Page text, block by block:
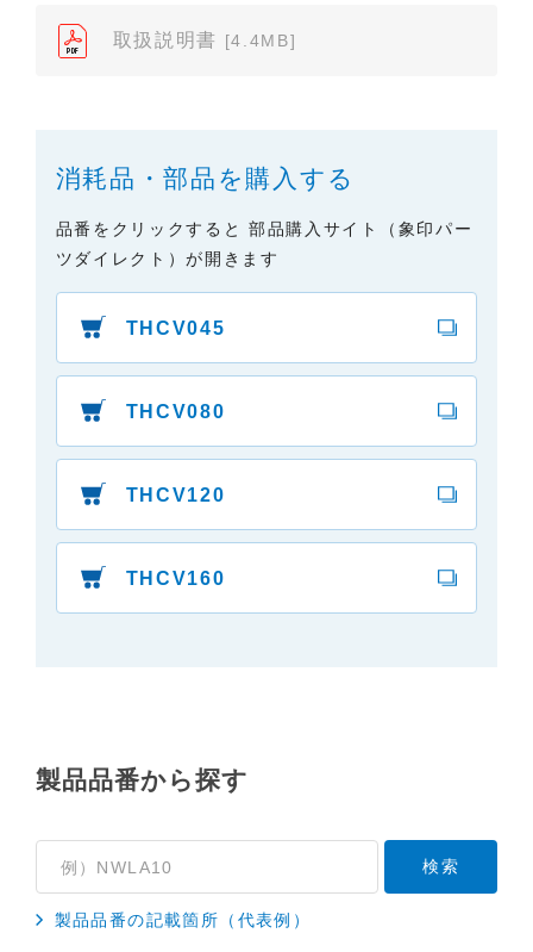
売店、また弊社「お客様ご相談センター」まで、ご
依頼いただきますようお願いします（※）。ただ
（3）本サイトに掲載されている取扱説明書の対象機
ありますので、あらかじめご了承ください。
ている専用の製品（レンタル品）につきましては、
弊社「
い合わせくださいますようお願いします。
２．取扱説明書の内容について
製品の仕様変更などで、取扱説明書の内容は変更さ
扱説明書の内容が、製品に同梱されている取扱説明
書の内容と異なる場合がありますので、あらかじめ
ご了承ください。
接お問い合わせくださいますようお願いします
（※）みまもりほっとラインサービスでご使用され
弊社「みまもりほっとライン相談窓口
取扱説明書 [4.4MB]
消耗品・部品を購入する
品番をクリックすると 部品購入サイト（象印パー
ツダイレクト）が開きます
THCV045
THCV080
THCV120
THCV160
製品品番から探す
製品品番の記載箇所（代表例）